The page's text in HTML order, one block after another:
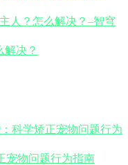
解决？
宠物问题行为指南